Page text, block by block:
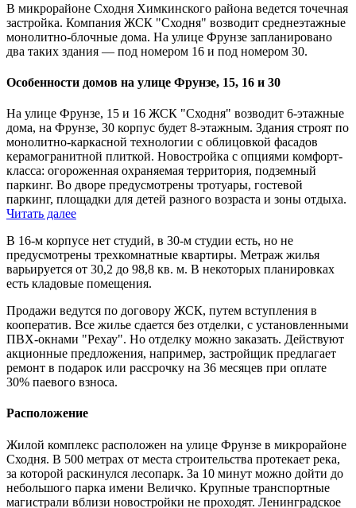
В микрорайоне Сходня Химкинского района ведется точечная
застройка. Компания ЖСК "Сходня" возводит среднеэтажные
монолитно-блочные дома. На улице Фрунзе запланировано
два таких здания — под номером 16 и под номером 30.
Особенности домов на улице Фрунзе, 15, 16 и 30
На улице Фрунзе, 15 и 16 ЖСК "Сходня" возводит 6-этажные
дома, на Фрунзе, 30 корпус будет 8-этажным. Здания строят по
монолитно-каркасной технологии с облицовкой фасадов
керамогранитной плиткой. Новостройка с опциями комфорт-
класса: огороженная охраняемая территория, подземный
паркинг. Во дворе предусмотрены тротуары, гостевой
паркинг, площадки для детей разного возраста и зоны отдыха.
Читать далее
В 16-м корпусе нет студий, в 30-м студии есть, но не
предусмотрены трехкомнатные квартиры. Метраж жилья
варьируется от 30,2 до 98,8 кв. м. В некоторых планировках
есть кладовые помещения.
Продажи ведутся по договору ЖСК, путем вступления в
кооператив. Все жилье сдается без отделки, с установленными
ПВХ-окнами "Рехау". Но отделку можно заказать. Действуют
акционные предложения, например, застройщик предлагает
ремонт в подарок или рассрочку на 36 месяцев при оплате
30% паевого взноса.
Расположение
Жилой комплекс расположен на улице Фрунзе в микрорайоне
Сходня. В 500 метрах от места строительства протекает река,
за которой раскинулся лесопарк. За 10 минут можно дойти до
небольшого парка имени Величко. Крупные транспортные
магистрали вблизи новостройки не проходят. Ленинградское